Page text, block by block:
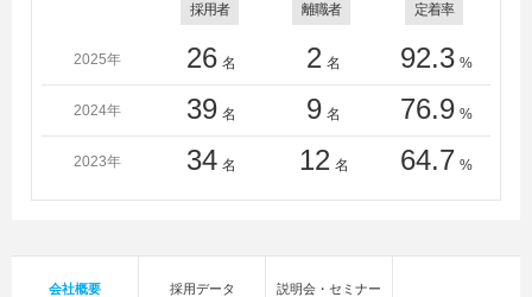
採用者 離職者 定着率
2025年 26 名 2 名 92.3 %
2024年 39 名 9 名 76.9 %
2023年 34 名 12 名 64.7 %
会社概要 採用データ 説明会・セミナー